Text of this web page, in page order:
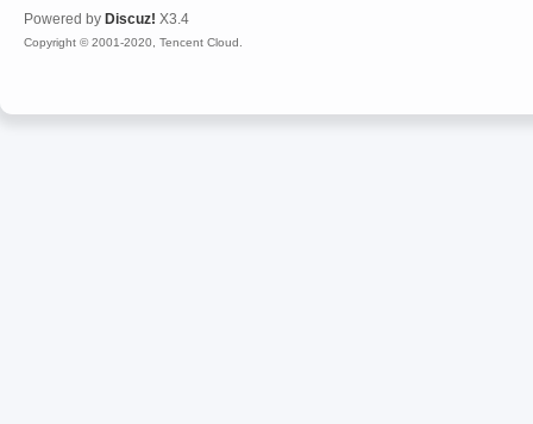
Powered by Discuz! X3.4
Copyright © 2001-2020, Tencent Cloud.